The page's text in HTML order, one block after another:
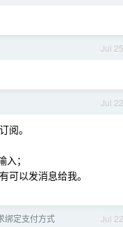
Jul 25
Jul 22
阅。
；
可以发消息给我。
Jul 22
绑定支付方式